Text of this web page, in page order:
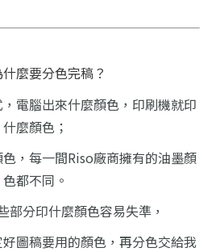
麼要分色完稿？
電腦出來什麼顏色，印刷機就印
什麼顏色；
，每一間Riso廠商擁有的油墨顏
色都不同。
部分印什麼顏色容易失準，
圖稿要用的顏色，再分色交給我